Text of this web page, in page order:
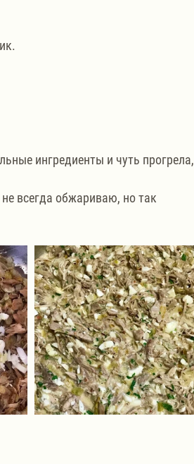
ингредиенты и чуть прогрела,
всегда обжариваю, но так